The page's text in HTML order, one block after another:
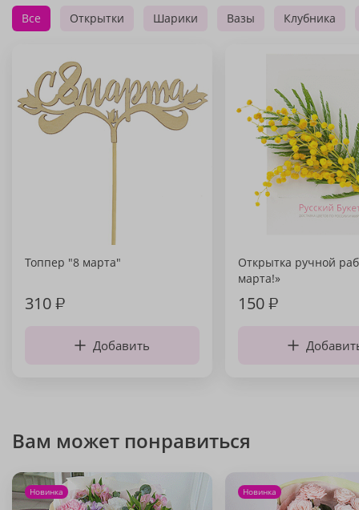
Все Открытки Шарики Вазы Клубника
Топпер "8 марта"
310₽
Добавить
Открытка ручной
марта!»
150₽
Вам может понравиться
Новинка Новинка